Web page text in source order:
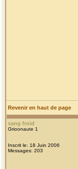
Revenir en haut de page
sang froid
Grioonaute 1
Inscrit le: 18 Juin 2006
Messages: 203